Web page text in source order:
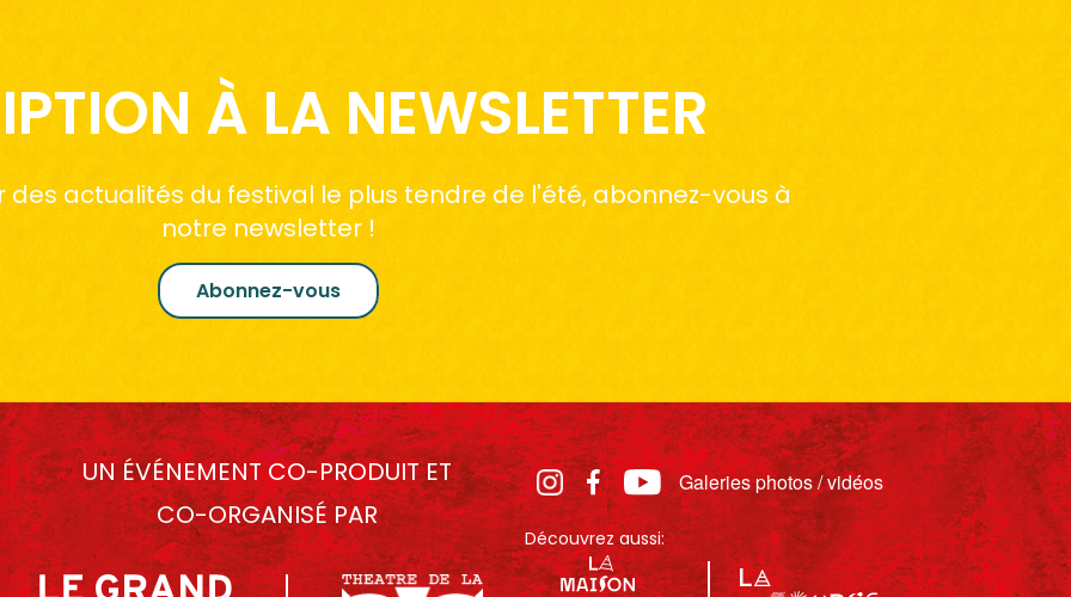
À LA NEWSLETTER
des actualités du festival le plus tendre de l'été, abonnez-vous à
notre newsletter !
Abonnez-vous
UN ÉVÉNEMENT CO-PRODUIT ET
CO-ORGANISÉ PAR
Galeries photos / vidéos
Découvrez aussi: